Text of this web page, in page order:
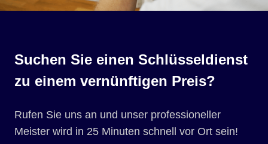
Suchen Sie einen Schlüsseldienst
zu einem vernünftigen Preis?
Rufen Sie uns an und unser professioneller
Meister wird in 25 Minuten schnell vor Ort sein!